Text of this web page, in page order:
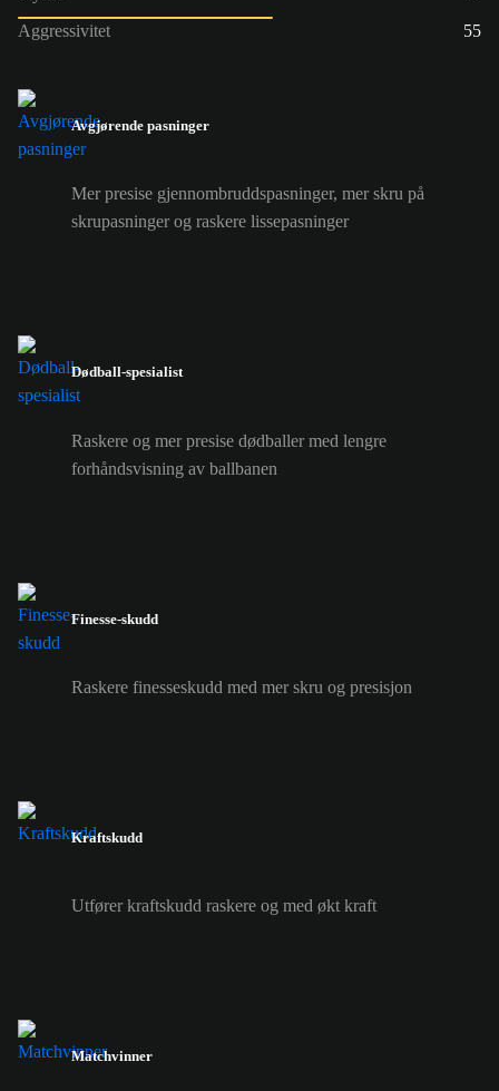
Aggressivitet
55
Avgjørende pasninger
Mer presise gjennombruddspasninger, mer skru på
skrupasninger og raskere lissepasninger
Dødball-spesialist
Raskere og mer presise dødballer med lengre
forhåndsvisning av ballbanen
Finesse-skudd
Raskere finesseskudd med mer skru og presisjon
Kraftskudd
Utfører kraftskudd raskere og med økt kraft
Matchvinner